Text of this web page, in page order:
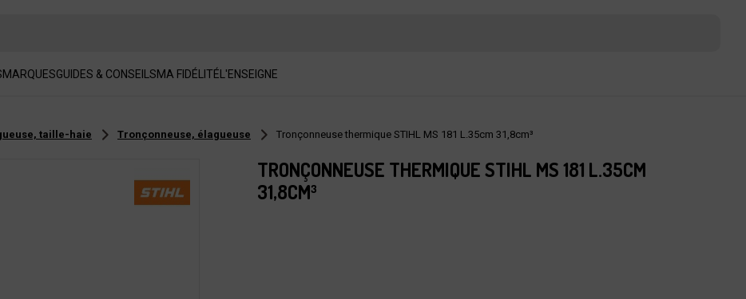
MARQUESGUIDES & CONSEILSMA FIDÉLITÉL'ENSEIGNE
taille-haie Tronçonneuse, élagueuse Tronçonneuse thermique STIHL MS 181 L.35cm 31,8cm³
TRONÇONNEUSE THERMIQUE STIHL MS 181 L.35CM
31,8CM³